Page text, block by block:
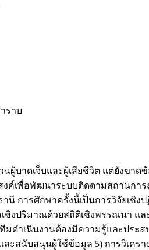
ราบ
ผู้บาดเจ็บและผู้เสียชีวิต แต่ยังข
เพื่อพัฒนาระบบติดตามสถานการ
นี การศึกษาครั้งนี้เป็นการวิจัยเชิ
เชิงปริมาณด้วยสถิติเชิงพรรณนา
มดำเนินงานต้องมีความรู้และป
สนับสนุนผู้ใช้ข้อมูล 5) การวิเคร